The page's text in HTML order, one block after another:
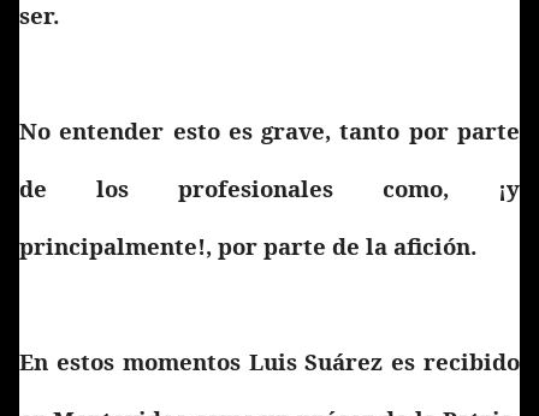
ser.
No entender esto es grave, tanto por parte
de los profesionales como, ¡y
principalmente!, por parte de la afición.
En estos momentos Luis Suárez es recibido